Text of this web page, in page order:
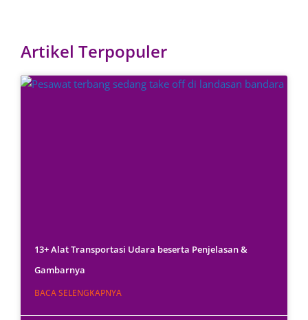
Artikel Terpopuler
13+ Alat Transportasi Udara beserta Penjelasan &
Gambarnya
BACA SELENGKAPNYA